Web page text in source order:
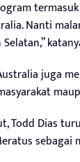
Nanti
juga
Todd Dias